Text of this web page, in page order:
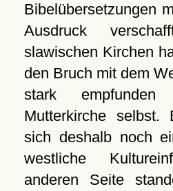
Bibelübersetzungen
Ausdruck
slawischen Kirchen
den Bruch mit dem
stark
Mutterkirche selbst.
sich deshalb noch
westliche
anderen Seite